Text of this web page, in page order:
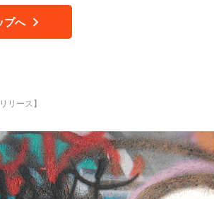
プへ
リース】